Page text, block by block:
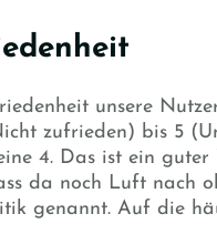
unsere
zufrieden) bis 5
4. Das ist ein
da noch Luft nach
genannt. Auf die